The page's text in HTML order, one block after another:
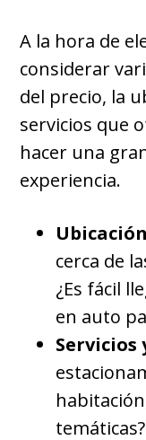
A la hora de
considerar
del precio, la
servicios que
hacer una
experiencia.
cerca de
¿Es fácil
en auto
Servicios
temáticas?